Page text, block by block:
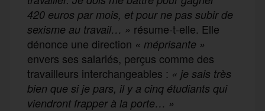
420 euros par mois, et pour ne pas subir de
sexisme au travail… » résume-t-elle. Elle
dénonce une direction « méprisante »
envers ses salariés, perçus comme des
travailleurs interchangeables : « je sais très
bien que si je pars, il y a cinq étudiants qui
viendront frapper à la porte… »